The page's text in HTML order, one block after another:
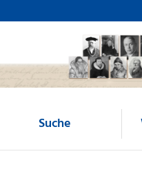
Suche